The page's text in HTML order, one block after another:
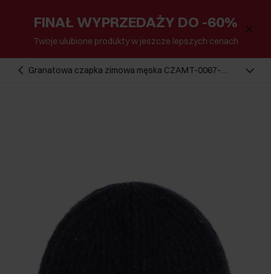
FINAŁ WYPRZEDAŻY DO -60%
Twoje ulubione produkty w jeszcze lepszych cenach
Granatowa czapka zimowa męska CZAMT-0067-